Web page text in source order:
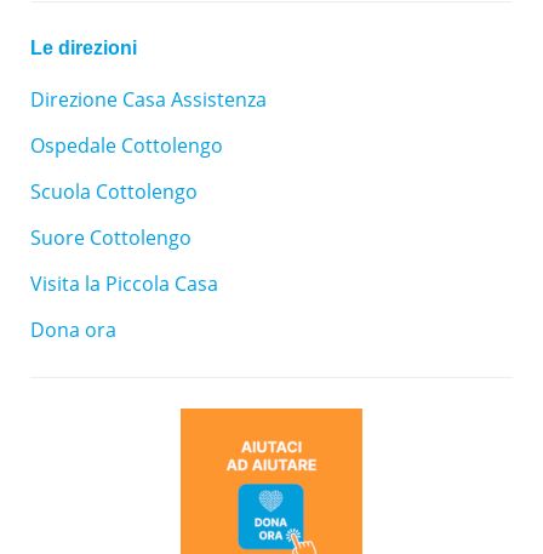
Le direzioni
Direzione Casa Assistenza
Ospedale Cottolengo
Scuola Cottolengo
Suore Cottolengo
Visita la Piccola Casa
Dona ora